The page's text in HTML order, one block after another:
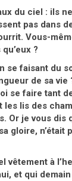
du ciel : ils
pas dans
Vous-
?
se faisant du
de sa vie
se faire tant
les lis des
Or je vous dis
gloire, n’était
vêtement à
et qui